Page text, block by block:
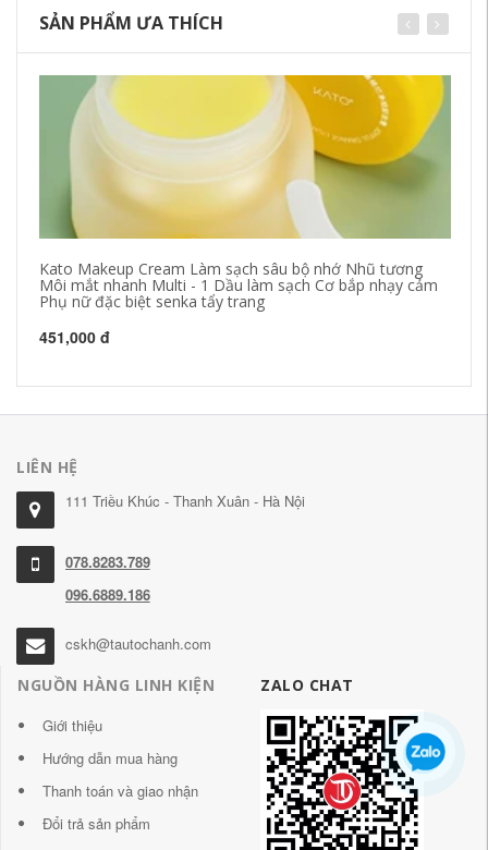
SẢN PHẨM ƯA THÍCH
Kato Makeup Cream Làm sạch sâu bộ nhớ Nhũ tương
Môi mắt nhanh Multi - 1 Dầu làm sạch Cơ bắp nhạy cảm
Phụ nữ đặc biệt senka tẩy trang
451,000 đ
LIÊN HỆ
111 Triều Khúc - Thanh Xuân - Hà Nội
078.8283.789
096.6889.186
cskh@tautochanh.com
NGUỒN HÀNG LINH KIỆN
Giới thiệu
Hướng dẫn mua hàng
Thanh toán và giao nhận
Đổi trả sản phẩm
ZALO CHAT